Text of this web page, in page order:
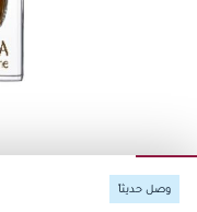
وصل حديثاً